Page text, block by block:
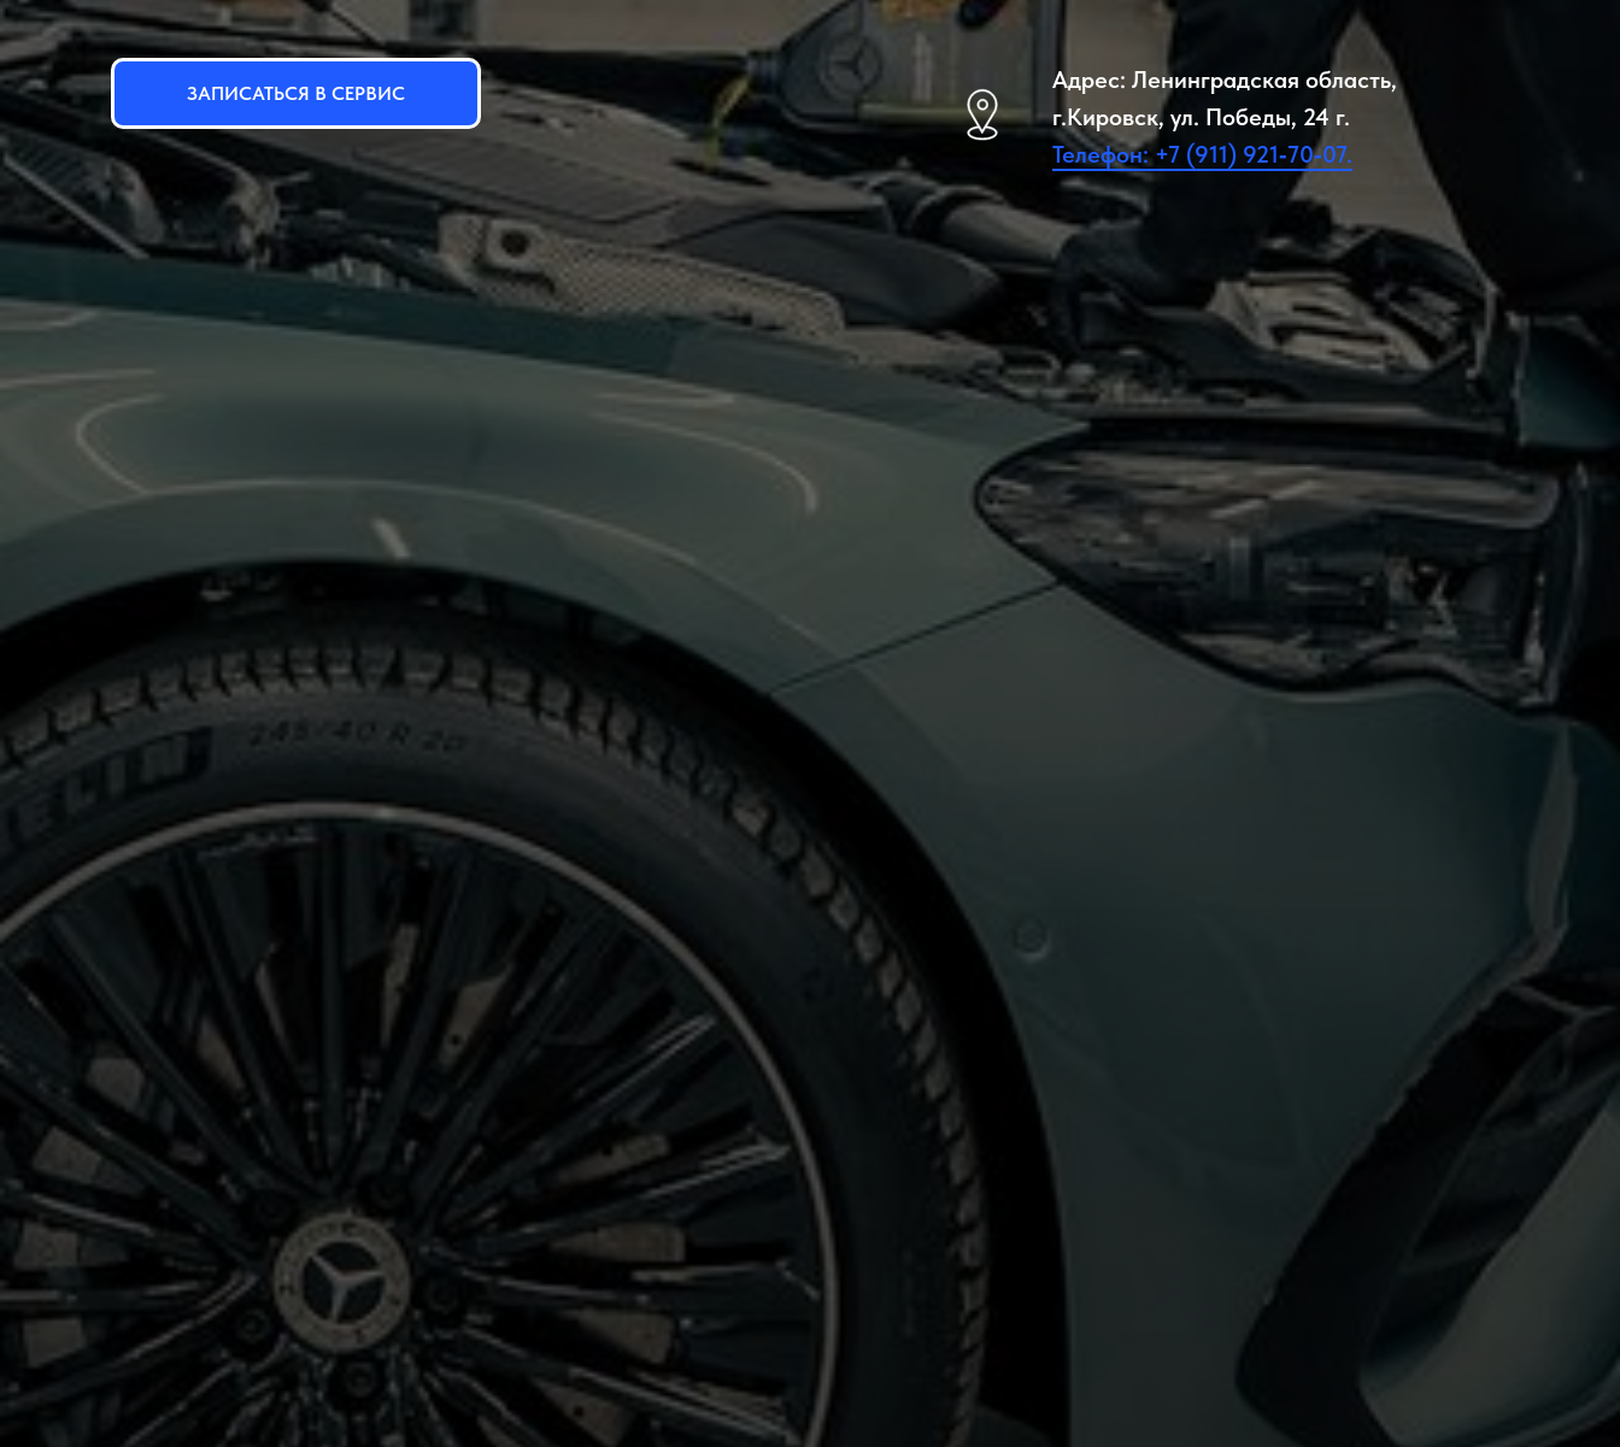
ЗАПИСАТЬСЯ В СЕРВИС
Адрес: Ленинградская область,
г.Кировск, ул. Победы, 24 г.
Телефон: +7 (911) 921‑70‑07.